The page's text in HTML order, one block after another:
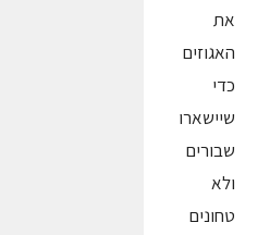
את
האגוזים
כדי
שיישארו
שבורים
ולא
טחונים